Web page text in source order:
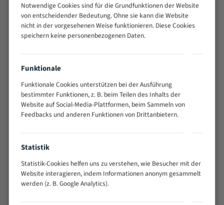
80 - 180
3/4
130 -
350
2/3
200 -
> 500
0,75/1,25
Vorteile:
Widerstandsfähig gegen Zahnbruch auch bei
schwierigen Werkstücken (Materialmischung,
wechselnde Verbindungslängen)
Sehr geringe Vibration
Notwendige Cookies sind für die Grundfunktionen der Website
von entscheidender Bedeutung. Ohne sie kann die Website
nicht in der vorgesehenen Weise funktionieren. Diese Cookies
speichern keine personenbezogenen Daten.
Funktionale
Funktionale Cookies unterstützen bei der Ausführung
bestimmter Funktionen, z. B. beim Teilen des Inhalts der
Website auf Social-Media-Plattformen, beim Sammeln von
Feedbacks und anderen Funktionen von Drittanbietern.
Statistik
Statistik-Cookies helfen uns zu verstehen, wie Besucher mit der
Website interagieren, indem Informationen anonym gesammelt
werden (z. B. Google Analytics).